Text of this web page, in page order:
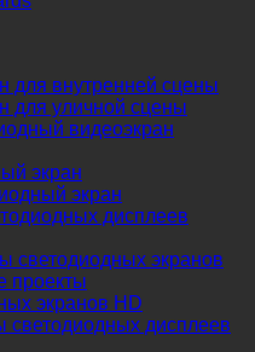
для внутренней сцены
для уличной сцены
видеоэкран
экран
экран
дисплеев
светодиодных экранов
проекты
экранов HD
светодиодных дисплеев